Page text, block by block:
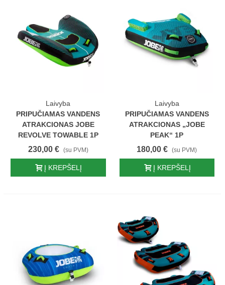
Laivyba
PRIPUČIAMAS VANDENS
ATRAKCIONAS JOBE
REVOLVE TOWABLE 1P
230,00 € (su PVM)
Į KREPŠELĮ
Laivyba
PRIPUČIAMAS VANDENS
ATRAKCIONAS „JOBE
PEAK“ 1P
180,00 € (su PVM)
Į KREPŠELĮ